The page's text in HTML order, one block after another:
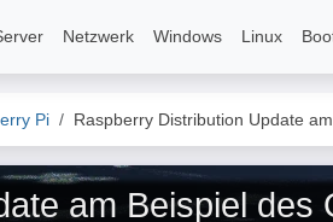
Netzwerk Windows Linux
Pi Raspberry Distribution Update
am Beispiel des